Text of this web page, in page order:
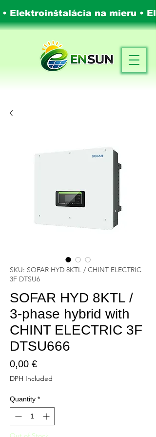
Elektroinštalácia na mieru •
SKU: SOFAR HYD 8KTL / CHINT ELECTRIC
3F DTSU6
SOFAR HYD 8KTL /
3-phase hybrid with
CHINT ELECTRIC 3F
DTSU666
0,00 €Price
DPH Included
Quantity *